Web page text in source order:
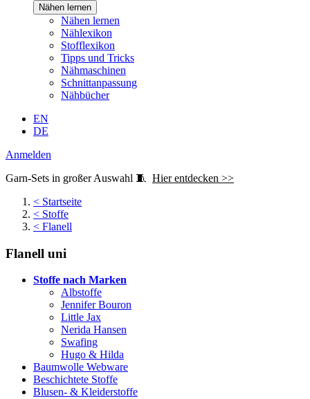
Nähen lernen
Nähen lernen
Nählexikon
Stofflexikon
Tipps und Tricks
Nähmaschinen
Schnittanpassung
Nähbücher
EN
DE
Anmelden
Garn-Sets in großer Auswahl 🧵 Hier entdecken >>
< Startseite
< Stoffe
< Flanell
Flanell uni
Stoffe nach Marken
Albstoffe
Jennifer Bouron
Little Jax
Nerida Hansen
Swafing
Hugo & Hilda
Baumwolle Webware
Beschichtete Stoffe
Blusen- & Kleiderstoffe